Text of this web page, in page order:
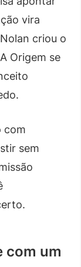
vira
criou o
Origem se
com
sem
com um